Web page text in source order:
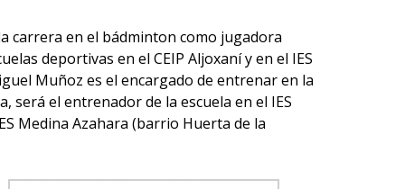
carrera en el bádminton como jugadora
deportivas en el CEIP Aljoxaní y en el IES
Muñoz es el encargado de entrenar en la
será el entrenador de la escuela en el IES
Medina Azahara (barrio Huerta de la